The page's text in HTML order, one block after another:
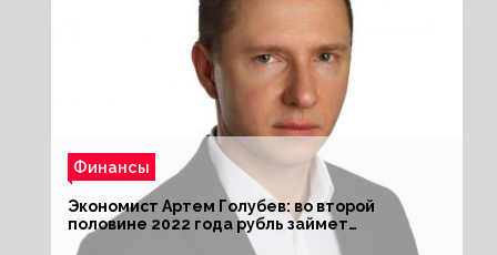
Финансы
Экономист Артем Голубев: во второй
половине 2022 года рубль займет
комфортный курс